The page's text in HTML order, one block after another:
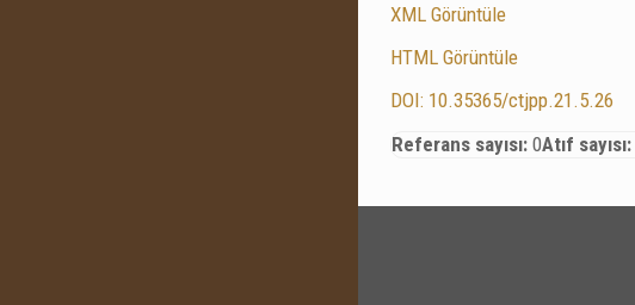
XML Görüntüle
HTML Görüntüle
DOI: 10.35365/ctjpp.21.5.26
Referans sayısı: 0Atıf sayısı: